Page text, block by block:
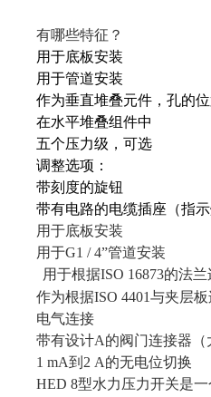
有哪些特征？
用于底板安装
用于管道安装
作为垂直堆叠元件，孔的
在水平堆叠组件中
五个压力级，可选
调整选项：
带刻度的旋钮
带有电路的电缆插座（指
用于底板安装
用于G1 / 4”管道安装
用于根据ISO 16873的法
作为根据ISO 4401与夹层
电气连接
带有设计A的阀门连接器（
1 mA到2 A的无电位切换
HED 8型水力压力开关是